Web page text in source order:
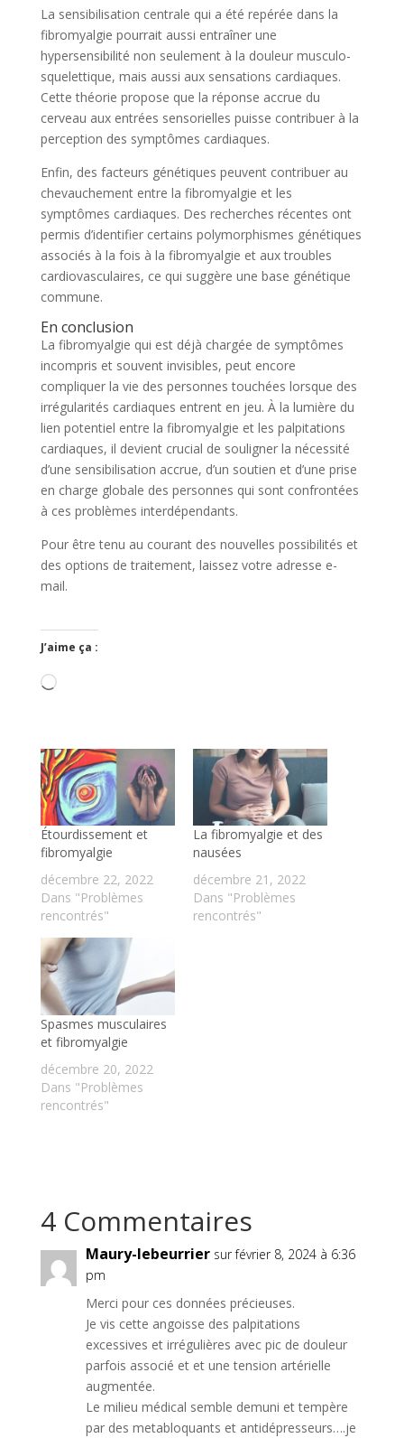
La sensibilisation centrale qui a été repérée dans la
fibromyalgie pourrait aussi entraîner une
hypersensibilité non seulement à la douleur musculo-
squelettique, mais aussi aux sensations cardiaques.
Cette théorie propose que la réponse accrue du
cerveau aux entrées sensorielles puisse contribuer à la
perception des symptômes cardiaques.
Enfin, des facteurs génétiques peuvent contribuer au
chevauchement entre la fibromyalgie et les
symptômes cardiaques. Des recherches récentes ont
permis d’identifier certains polymorphismes génétiques
associés à la fois à la fibromyalgie et aux troubles
cardiovasculaires, ce qui suggère une base génétique
commune.
En conclusion
La fibromyalgie qui est déjà chargée de symptômes
incompris et souvent invisibles, peut encore
compliquer la vie des personnes touchées lorsque des
irrégularités cardiaques entrent en jeu. À la lumière du
lien potentiel entre la fibromyalgie et les palpitations
cardiaques, il devient crucial de souligner la nécessité
d’une sensibilisation accrue, d’un soutien et d’une prise
en charge globale des personnes qui sont confrontées
à ces problèmes interdépendants.
Pour être tenu au courant des nouvelles possibilités et
des options de traitement, laissez votre adresse e-
mail.
J’aime ça :
Chargement…
Étourdissement et
fibromyalgie
décembre 22, 2022
Dans "Problèmes
rencontrés"
La fibromyalgie et des
nausées
décembre 21, 2022
Dans "Problèmes
rencontrés"
Spasmes musculaires
et fibromyalgie
décembre 20, 2022
Dans "Problèmes
rencontrés"
4 Commentaires
Maury-lebeurrier sur février 8, 2024 à 6:36
pm
Merci pour ces données précieuses.
Je vis cette angoisse des palpitations
excessives et irrégulières avec pic de douleur
parfois associé et et une tension artérielle
augmentée.
Le milieu médical semble demuni et tempère
par des metabloquants et antidépresseurs….je